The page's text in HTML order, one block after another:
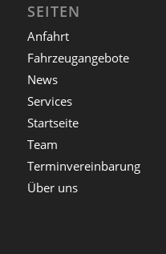
SEITEN
Anfahrt
Fahrzeugangebote
News
Services
Startseite
Team
Terminvereinbarung
Über uns